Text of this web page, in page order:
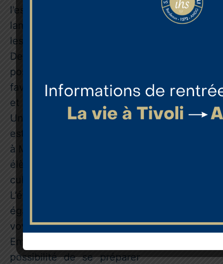
l’espagnol et s’initient à la
langue dès la 6ème dans
les classes non bilangues.
Des échanges de cartes
postales et de courriers
favorisent la pratique écrite
et les échanges culturels.
Un voyage pédagogique
est régulièrement organisé
à Madrid pour immerger les
élèves de lycée dans la
culture espagnole.
L’établissement développe
également d’autres
voyages et échanges.
Enfin, les collégiens ont la
possibilité de se préparer